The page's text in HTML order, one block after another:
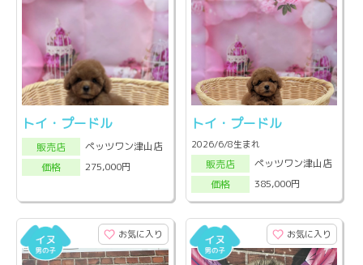
トイ・プードル
販売店
ペッツワン津山店
価格
275,000円
トイ・プードル
2026/6/8生まれ
販売店
ペッツワン津山店
価格
385,000円
お気に入り お気に入り